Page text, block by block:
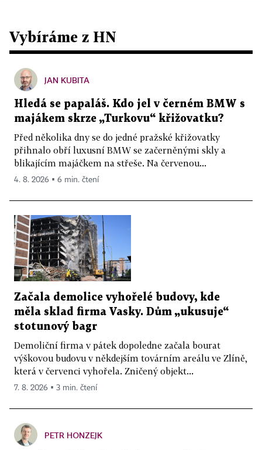
Vybíráme z HN
JAN KUBITA
Hledá se papaláš. Kdo jel v černém BMW s
majákem skrze „Turkovu“ křižovatku?
Před několika dny se do jedné pražské křižovatky
přihnalo obří luxusní BMW se začerněnými skly a
blikajícím majáčkem na střeše. Na červenou...
4. 8. 2026 ▪ 6 min. čtení
Začala demolice vyhořelé budovy, kde
měla sklad firma Vasky. Dům „ukusuje“
stotunový bagr
Demoliční firma v pátek dopoledne začala bourat
výškovou budovu v někdejším továrním areálu ve Zlíně,
která v červenci vyhořela. Zničený objekt...
7. 8. 2026 ▪ 3 min. čtení
PETR HONZEJK